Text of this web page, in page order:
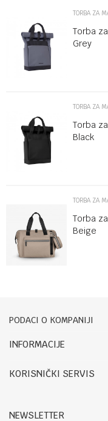
TORBA ZA
Torba
Grey
TORBA ZA
Torba
Black
TORBA ZA
Torba
Beige
PODACI O KOMPANIJI
Bebbco
RADNO VREME:
Subota: 09-
INFORMACIJE
Zaposlenje
KORISNIČKI SERVIS
Reklamacije i
NEWSLETTER